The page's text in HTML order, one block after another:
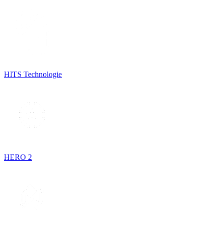
HITS Technologie
HERO 2